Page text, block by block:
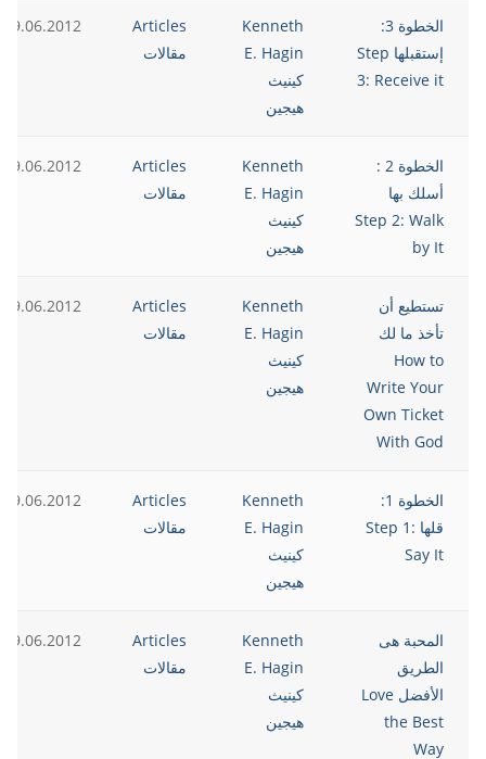
الخطوة 3:
إستقبلها Step
3: Receive it
Kenneth
E. Hagin
كينيث
هيجين
Articles
مقالات
19.06.2012
الخطوة 2 :
أسلك بها
Step 2: Walk
by It
Kenneth
E. Hagin
كينيث
هيجين
Articles
مقالات
19.06.2012
تستطيع أن
تأخذ ما لك
How to
Write Your
Own Ticket
With God
Kenneth
E. Hagin
كينيث
هيجين
Articles
مقالات
19.06.2012
الخطوة 1:
قلها Step 1:
Say It
Kenneth
E. Hagin
كينيث
هيجين
Articles
مقالات
19.06.2012
المحبة هى
الطريق
الأفضل Love
the Best
Way
Kenneth
E. Hagin
كينيث
هيجين
Articles
مقالات
19.06.2012